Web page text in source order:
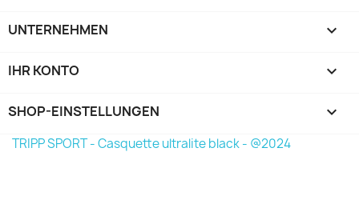
UNTERNEHMEN 
IHR KONTO 
SHOP-EINSTELLUNGEN keyboard_arrow_down
TRIPP SPORT - Casquette ultralite black - @2024